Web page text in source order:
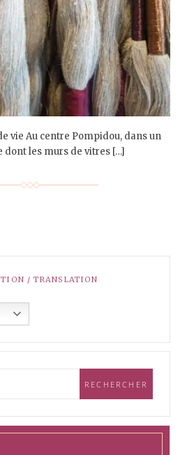
vie Au centre Pompidou, dans un
dont les murs de vitres […]
/ TRANSLATION